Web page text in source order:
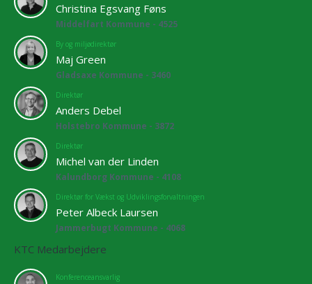
Christina Egsvang Føns
Middelfart Kommune - 4525
By og miljødirektør
Maj Green
Gladsaxe Kommune - 3460
Direktør
Anders Debel
Holstebro Kommune - 3872
Direktør
Michel van der Linden
Kalundborg Kommune - 4108
Direktør for Vækst og Udviklingsforvaltningen
Peter Albeck Laursen
Jammerbugt Kommune - 4068
KTC Medarbejdere
Konferenceansvarlig